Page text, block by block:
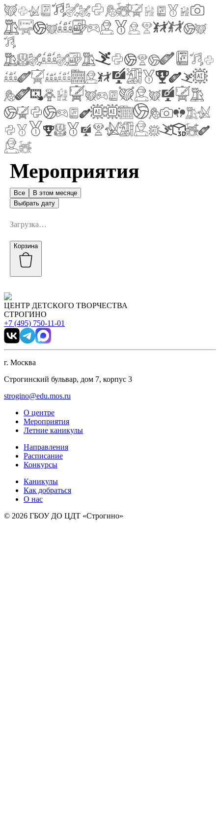
Мероприятия
Все
В этом месяце
Выбрать дату
Загрузка…
Корзина
ЦЕНТР ДЕТСКОГО ТВОРЧЕСТВА
СТРОГИНО
+7 (495) 750-11-01
г. Москва
Строгинский бульвар, дом 7, корпус 3
strogino@edu.mos.ru
О центре
Мероприятия
Летние каникулы
Направления
Расписание
Конкурсы
Каникулы
Как добраться
О нас
© 2026 ГБОУ ДО ЦДТ «Строгино»